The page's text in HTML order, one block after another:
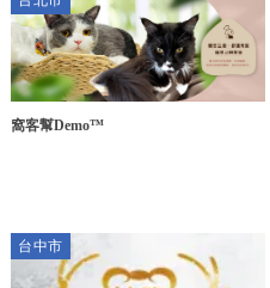
窩客幫Demo™
台中市